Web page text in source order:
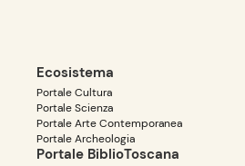
Ecosistema
Portale Cultura
Portale Scienza
Portale Arte Contemporanea
Portale Archeologia
Portale BiblioToscana